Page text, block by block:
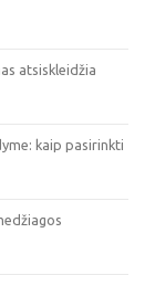
atsiskleidžia
kaip pasirinkti